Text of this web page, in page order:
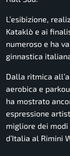
L’esibizione,
Kataklò e ai
numeroso e ha
ginnastica
Dalla ritmica
aerobica e
ha mostrato
espressione
migliore dei modi
d’Italia al Rimini